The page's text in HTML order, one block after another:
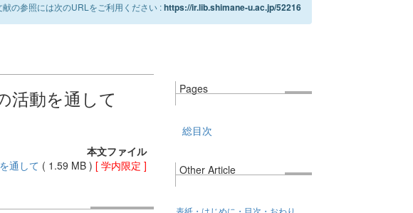
献の参照には次のURLをご利用ください :https://ir.lib.shimane-u.ac.jp/52216
活動を通して
本文ファイル
通して ( 1.59 MB )[ 学内限定 ]
Pages
総目次
Other Article
表紙・はじめに・目次・おわり